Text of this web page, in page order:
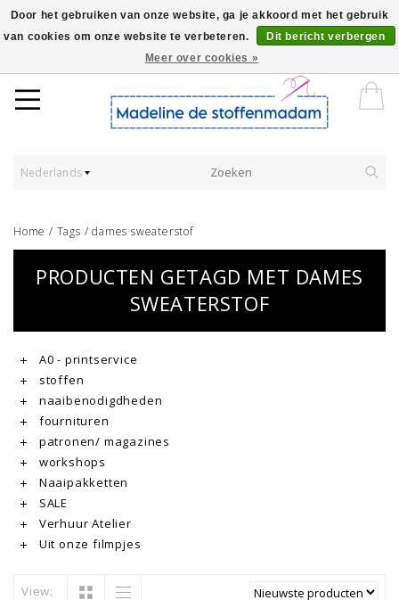
Worldwide Shipping - Onze stoffen worden verkocht per 10 cm.
Nederlands
Home / Tags /dames sweaterstof
PRODUCTEN GETAGD MET DAMES
SWEATERSTOF
A0 - printservice
stoffen
naaibenodigdheden
fournituren
patronen/ magazines
workshops
Naaipakketten
SALE
Verhuur Atelier
Uit onze filmpjes
View:
Door het gebruiken van onze website, ga je akkoord met het gebruik
van cookies om onze website te verbeteren.
Dit bericht verbergen
Meer over cookies »